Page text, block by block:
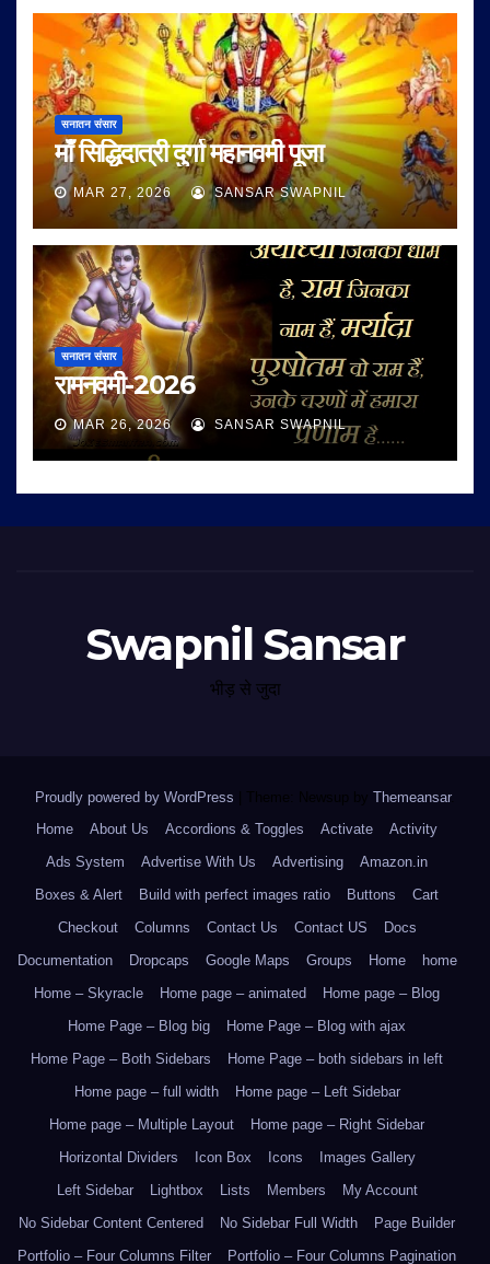
सनातन संसार
माँ सिद्धिदात्री दुर्गा महानवमी पूजा
MAR 27, 2026 SANSAR SWAPNIL
सनातन संसार
रामनवमी-2026
MAR 26, 2026 SANSAR SWAPNIL
Swapnil Sansar
भीड़ से जुदा
Proudly powered by WordPress Theme: Newsup by Themeansar.
Home
About Us Accordions & Toggles Activate
Activity
Ads System
Advertise With Us Advertising
Amazon.in
Boxes & Alert
Build with perfect images ratio Buttons
Cart
Checkout
Columns Contact Us Contact US
Docs
Documentation
Dropcaps Google Maps Groups Home
home
Home – Skyracle
Home page – animated
Home page – Blog
Home Page – Blog big
Home Page – Blog with ajax
Home Page – Both Sidebars
Home Page – both sidebars in left
Home page – full width
Home page – Left Sidebar
Home page – Multiple Layout
Home page – Right Sidebar
Horizontal Dividers
Icon Box Icons
Images Gallery
Left Sidebar
Lightbox Lists Members
My Account
No Sidebar Content Centered
No Sidebar Full Width
Page Builder
Portfolio – Four Columns Filter
Portfolio – Four Columns Pagination